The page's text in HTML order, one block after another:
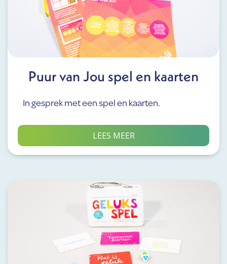
Puur van Jou spel en kaarten
In gesprek met een spel en kaarten.
LEES MEER